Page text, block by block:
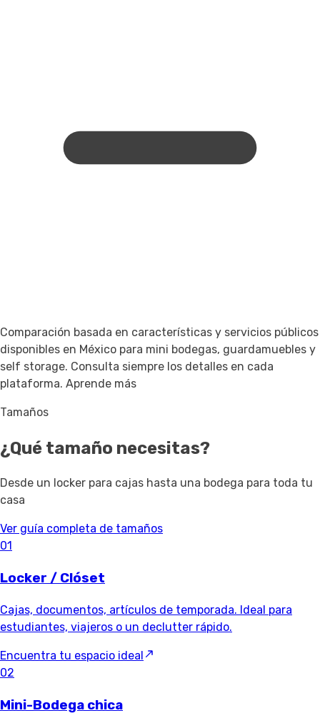
Comparación basada en características y servicios públicos
disponibles en México para mini bodegas, guardamuebles y
self storage. Consulta siempre los detalles en cada
plataforma. Aprende más
Tamaños
¿Qué tamaño necesitas?
Desde un locker para cajas hasta una bodega para toda tu
casa
Ver guía completa de tamaños
01
Locker / Clóset
Cajas, documentos, artículos de temporada. Ideal para
estudiantes, viajeros o un declutter rápido.
Encuentra tu espacio ideal
02
Mini-Bodega chica